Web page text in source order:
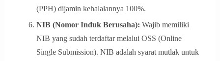
(PPH) dijamin kehalalannya 100%.
NIB (Nomor Induk Berusaha): Wajib memiliki
NIB yang sudah terdaftar melalui OSS (Online
Single Submission). NIB adalah syarat mutlak untuk